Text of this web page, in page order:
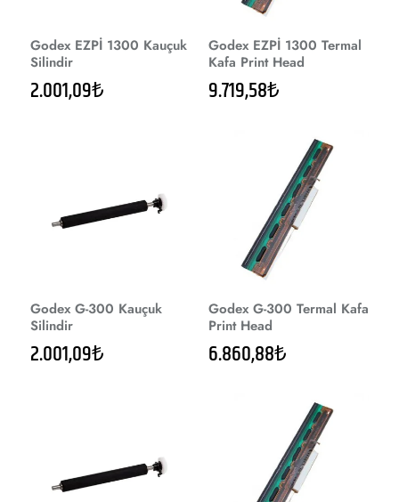
Godex EZPİ 1300 Kauçuk
Silindir
2.001,09₺
Godex EZPİ 1300 Termal
Kafa Print Head
9.719,58₺
Godex G-300 Kauçuk
Silindir
2.001,09₺
Godex G-300 Termal Kafa
Print Head
6.860,88₺